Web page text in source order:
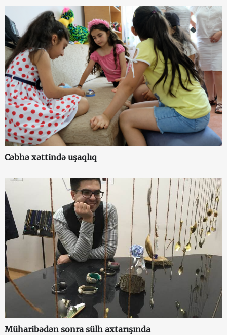
Cəbhə xəttində uşaqlıq
Müharibədən sonra sülh axtarışında